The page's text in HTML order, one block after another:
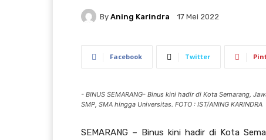
By Aning Karindra 17 Mei 2022
Facebook Twitter
- BINUS SEMARANG- Binus kini hadir di Kota Semarang,
SMP, SMA hingga Universitas. FOTO : IST/ANING KARINDRA
SEMARANG – Binus kini hadir di Kota